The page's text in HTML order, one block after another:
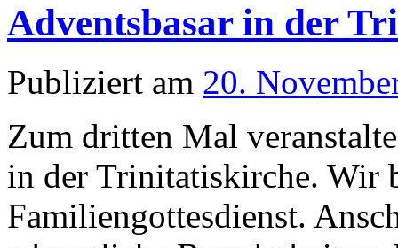
Adventsbasar in der
Publiziert am 20.
Zum dritten Mal
in der Trinitatiskirche. Wir
Familiengottesdienst.